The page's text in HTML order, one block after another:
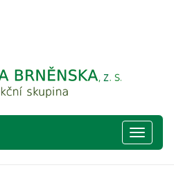
Hlavní
nabídka